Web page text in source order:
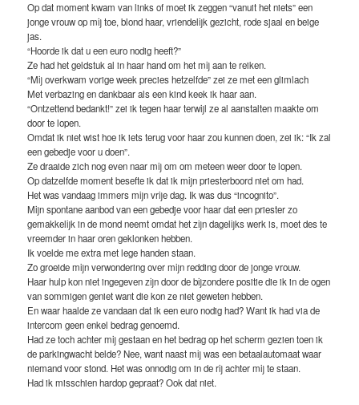
Op dat moment kwam van links of moet ik zeggen “vanuit het niets” een
jonge vrouw op mij toe, blond haar, vriendelijk gezicht, rode sjaal en beige
jas.
“Hoorde ik dat u een euro nodig heeft?”
Ze had het geldstuk al in haar hand om het mij aan te reiken.
“Mij overkwam vorige week precies hetzelfde” zei ze met een glimlach
Met verbazing en dankbaar als een kind keek ik haar aan.
“Ontzettend bedankt!” zei ik tegen haar terwijl ze al aanstalten maakte om
door te lopen.
Omdat ik niet wist hoe ik iets terug voor haar zou kunnen doen, zei ik: “Ik zal
een gebedje voor u doen”.
Ze draaide zich nog even naar mij om om meteen weer door te lopen.
Op datzelfde moment besefte ik dat ik mijn priesterboord niet om had.
Het was vandaag immers mijn vrije dag. Ik was dus “incognito”.
Mijn spontane aanbod van een gebedje voor haar dat een priester zo
gemakkelijk in de mond neemt omdat het zijn dagelijks werk is, moet des te
vreemder in haar oren geklonken hebben.
Ik voelde me extra met lege handen staan.
Zo groeide mijn verwondering over mijn redding door de jonge vrouw.
Haar hulp kon niet ingegeven zijn door de bijzondere positie die ik in de ogen
van sommigen geniet want die kon ze niet geweten hebben.
En waar haalde ze vandaan dat ik een euro nodig had? Want ik had via de
intercom geen enkel bedrag genoemd.
Had ze toch achter mij gestaan en het bedrag op het scherm gezien toen ik
de parkingwacht belde? Nee, want naast mij was een betaalautomaat waar
niemand voor stond. Het was onnodig om in de rij achter mij te staan.
Had ik misschien hardop gepraat? Ook dat niet.